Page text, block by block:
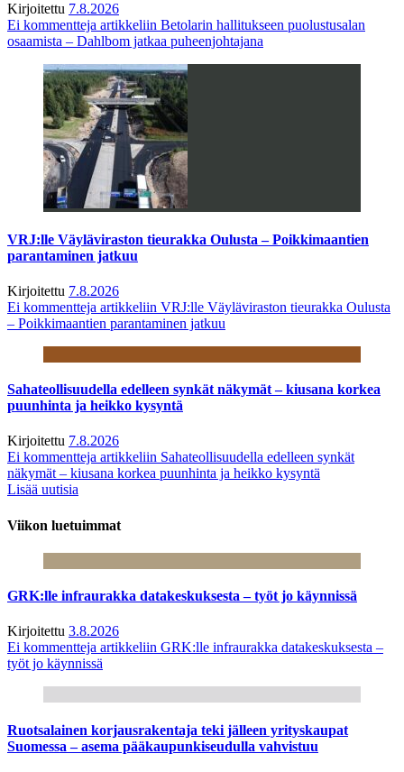
Kirjoitettu 7.8.2026
Ei kommentteja artikkeliin Betolarin hallitukseen puolustusalan
osaamista – Dahlbom jatkaa puheenjohtajana
VRJ:lle Väyläviraston tieurakka Oulusta – Poikkimaantien
parantaminen jatkuu
Kirjoitettu 7.8.2026
Ei kommentteja artikkeliin VRJ:lle Väyläviraston tieurakka Oulusta
– Poikkimaantien parantaminen jatkuu
Sahateollisuudella edelleen synkät näkymät – kiusana korkea
puunhinta ja heikko kysyntä
Kirjoitettu 7.8.2026
Ei kommentteja artikkeliin Sahateollisuudella edelleen synkät
näkymät – kiusana korkea puunhinta ja heikko kysyntä
Lisää uutisia
Viikon luetuimmat
GRK:lle infraurakka datakeskuksesta – työt jo käynnissä
Kirjoitettu 3.8.2026
Ei kommentteja artikkeliin GRK:lle infraurakka datakeskuksesta –
työt jo käynnissä
Ruotsalainen korjausrakentaja teki jälleen yrityskaupat
Suomessa – asema pääkaupunkiseudulla vahvistuu